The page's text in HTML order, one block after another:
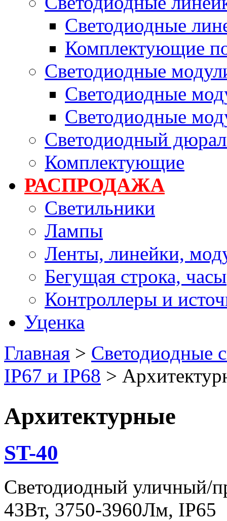
Светодиодные
Комплектующие
Светодиодные
Светодиодные
Светодиодные
Светодиодный
Комплектующие
РАСПРОДАЖА
Светильники
Лампы
Ленты, линейки,
Бегущая строка, часы
Контроллеры и
Уценка
Главная > Светодиодные
IP67 и IP68 >
Архитектурные
ST-40
Светодиодный уличный/
43Вт, 3750-3960Лм, IP65